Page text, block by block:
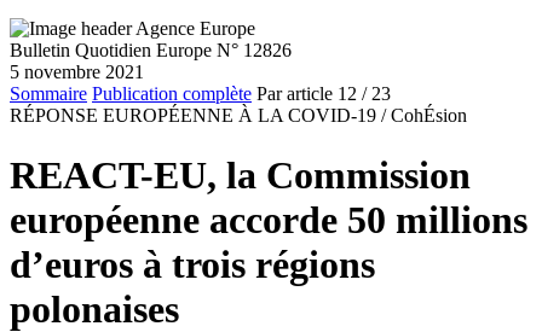
Bulletin Quotidien Europe N° 12826
5 novembre 2021
Sommaire Publication complète Par article 12 / 23
RÉPONSE EUROPÉENNE À LA COVID-19 / CohÉsion
REACT-EU, la Commission
européenne accorde 50 millions
d’euros à trois régions
polonaises